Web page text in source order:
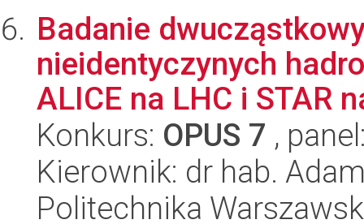
Badanie
nieidentyczynych
ALICE na LHC i STAR
Konkurs: OPUS 7 ,
Kierownik: dr hab.
Politechnika